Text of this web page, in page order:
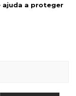
ajuda a proteger